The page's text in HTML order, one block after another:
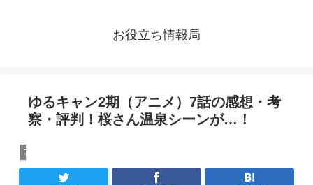
お役立ち情報局
ゆるキャン2期（アニメ）7話の感想・考
察・評判！桜さん温泉シーンが…！
アニメ